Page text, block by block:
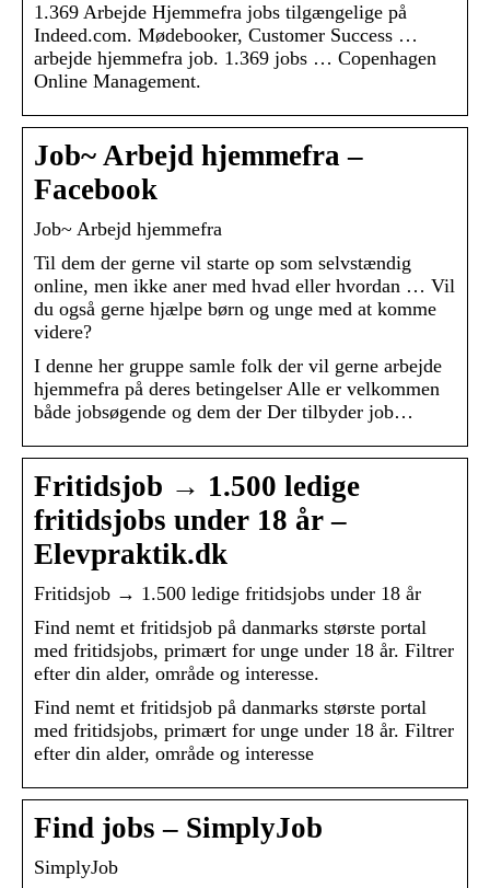
1.369 Arbejde Hjemmefra jobs tilgængelige på
Indeed.com. Mødebooker, Customer Success …
arbejde hjemmefra job. 1.369 jobs … Copenhagen
Online Management.
Job~ Arbejd hjemmefra –
Facebook
Job~ Arbejd hjemmefra
Til dem der gerne vil starte op som selvstændig
online, men ikke aner med hvad eller hvordan … Vil
du også gerne hjælpe børn og unge med at komme
videre?
I denne her gruppe samle folk der vil gerne arbejde
hjemmefra på deres betingelser Alle er velkommen
både jobsøgende og dem der Der tilbyder job…
Fritidsjob → 1.500 ledige
fritidsjobs under 18 år –
Elevpraktik.dk
Fritidsjob → 1.500 ledige fritidsjobs under 18 år
Find nemt et fritidsjob på danmarks største portal
med fritidsjobs, primært for unge under 18 år. Filtrer
efter din alder, område og interesse.
Find nemt et fritidsjob på danmarks største portal
med fritidsjobs, primært for unge under 18 år. Filtrer
efter din alder, område og interesse
Find jobs – SimplyJob
SimplyJob